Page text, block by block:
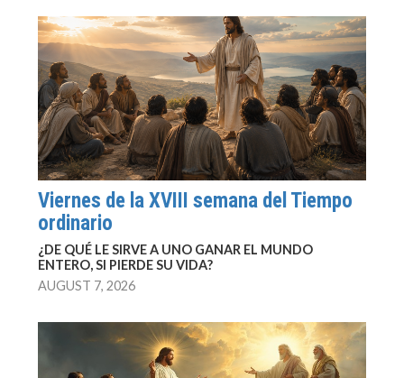
Viernes de la XVIII semana del Tiempo
ordinario
¿DE QUÉ LE SIRVE A UNO GANAR EL MUNDO
ENTERO, SI PIERDE SU VIDA?
AUGUST 7, 2026